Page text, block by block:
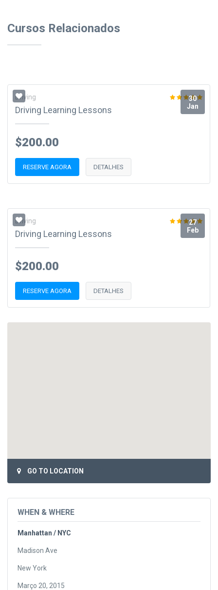
Cursos Relacionados
30
Jan
Driving
Driving Learning Lessons
$200.00
RESERVE AGORA DETALHES
27
Feb
Driving
Driving Learning Lessons
$200.00
RESERVE AGORA DETALHES
GO TO LOCATION
WHEN & WHERE
Manhattan / NYC
Madison Ave
New York
Março 20, 2015